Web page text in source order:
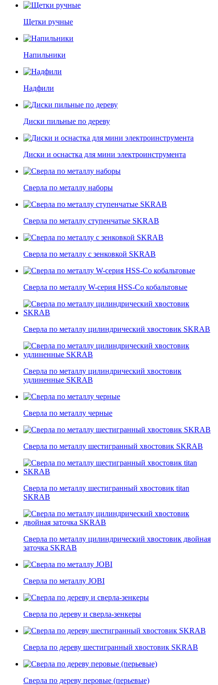
Щетки ручные
Напильники
Надфили
Диски пильные по дереву
Диски и оснастка для мини электроинструмента
Сверла по металлу наборы
Сверла по металлу ступенчатые SKRAB
Сверла по металлу с зенковкой SKRAB
Сверла по металлу W-серия HSS-Co кобальтовые
Сверла по металлу цилиндрический хвостовик SKRAB
Сверла по металлу цилиндрический хвостовик
удлиненные SKRAB
Сверла по металлу черные
Сверла по металлу шестигранный хвостовик SKRAB
Сверла по металлу шестигранный хвостовик titan
SKRAB
Сверла по металлу цилиндрический хвостовик двойная
заточка SKRAB
Сверла по металлу JOBI
Сверла по дереву и сверла-зенкеры
Сверла по дереву шестигранный хвостовик SKRAB
Сверла по дереву перовые (перьевые)